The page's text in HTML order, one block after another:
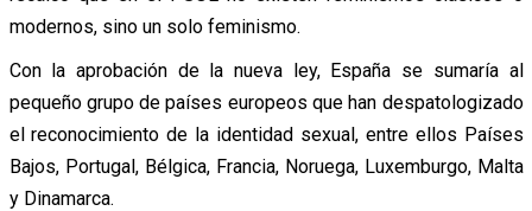
modernos, sino un solo feminismo.
Con la aprobación de la nueva ley, España se sumaría al
pequeño grupo de países europeos que han despatologizado
el reconocimiento de la identidad sexual, entre ellos Países
Bajos, Portugal, Bélgica, Francia, Noruega, Luxemburgo, Malta
y Dinamarca.